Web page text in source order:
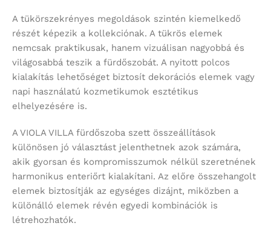
A tükörszekrényes megoldások szintén kiemelkedő
részét képezik a kollekciónak. A tükrös elemek
nemcsak praktikusak, hanem vizuálisan nagyobbá és
világosabbá teszik a fürdőszobát. A nyitott polcos
kialakítás lehetőséget biztosít dekorációs elemek vagy
napi használatú kozmetikumok esztétikus
elhelyezésére is.
A VIOLA VILLA fürdőszoba szett összeállítások
különösen jó választást jelenthetnek azok számára,
akik gyorsan és kompromisszumok nélkül szeretnének
harmonikus enteriőrt kialakítani. Az előre összehangolt
elemek biztosítják az egységes dizájnt, miközben a
különálló elemek révén egyedi kombinációk is
létrehozhatók.